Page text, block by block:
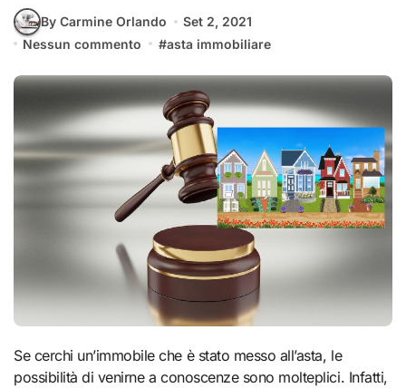
By Carmine Orlando
Set 2, 2021
Nessun commento
#asta immobiliare
Se cerchi un’immobile che è stato messo all’asta, le
possibilità di venirne a conoscenze sono molteplici. Infatti,